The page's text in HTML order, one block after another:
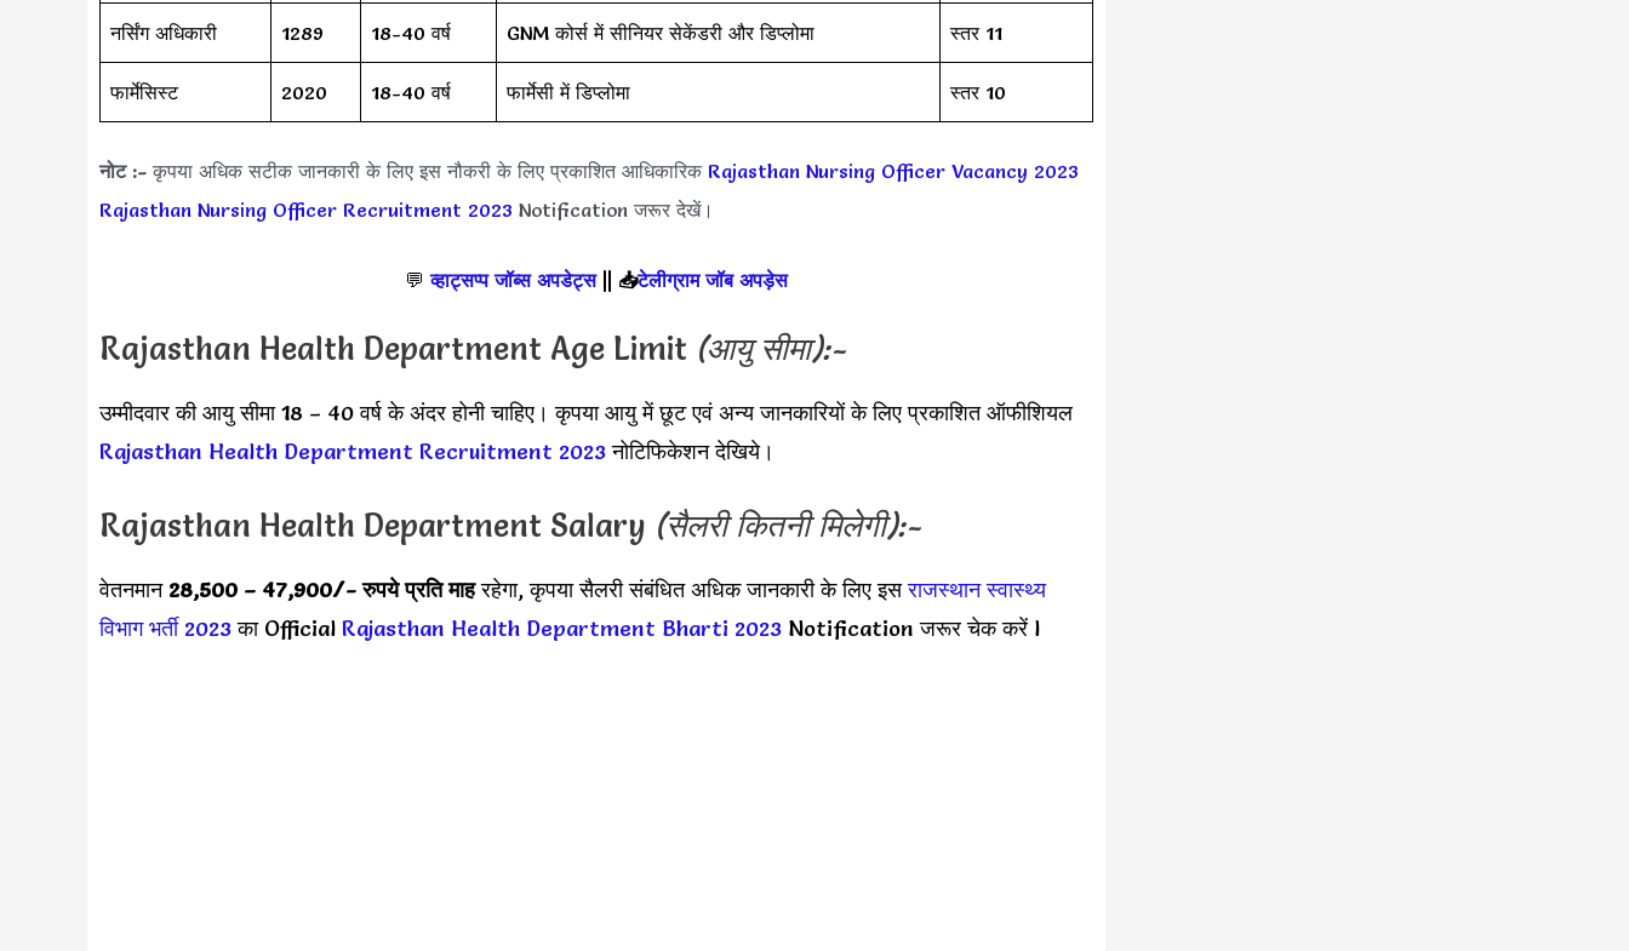
नर्सिंग अधिकारी 1289 18-40 वर्ष GNM कोर्स में सीनियर सेकेंडरी और डिप्लोमा स्तर 11
फार्मेसिस्ट 2020 18-40 वर्ष फार्मेसी में डिप्लोमा स्तर 10
नोट :- कृपया अधिक सटीक जानकारी के लिए इस नौकरी के लिए प्रकाशित आधिकारिक Rajasthan Nursing Officer Vacancy 2023
Rajasthan Nursing Officer Recruitment 2023 Notification जरूर देखें।
💬 व्हाट्सप्प जॉब्स अपडेट्स|| 📥टेलीग्राम जॉब अपड़ेस
Rajasthan Health Department Age Limit (आयु सीमा):-
उम्मीदवार की आयु सीमा 18 – 40 वर्ष के अंदर होनी चाहिए। कृपया आयु में छूट एवं अन्य जानकारियों के लिए प्रकाशित ऑफीशियल
Rajasthan Health Department Recruitment 2023नोटिफिकेशन देखिये।
Rajasthan Health Department Salary (सैलरी कितनी मिलेगी):-
वेतनमान 28,500 – 47,900/- रुपये प्रति माहरहेगा, कृपया सैलरी संबंधित अधिक जानकारी के लिए इसराजस्थान स्वास्थ्य
विभाग भर्ती 2023का Official Rajasthan Health Department Bharti 2023 Notification जरूर चेक करें l